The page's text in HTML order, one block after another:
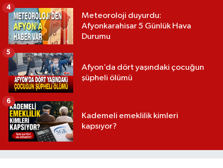
Meteoroloji duyurdu:
Afyonkarahisar 5 Günlük Hava
Durumu
4
Afyon’da dört yaşındaki çocuğun
şüpheli ölümü
5
Kademeli emeklilik kimleri
kapsıyor?
6